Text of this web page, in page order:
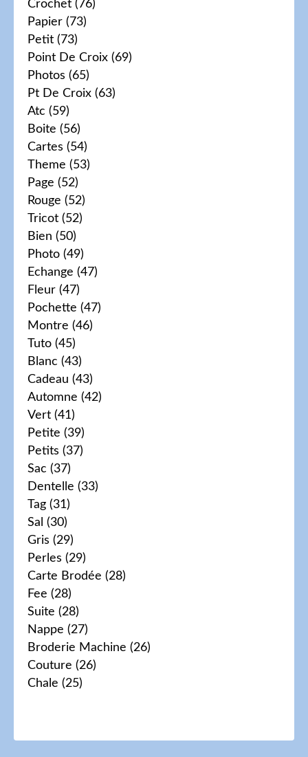
Crochet (76)
Papier (73)
Petit (73)
Point De Croix (69)
Photos (65)
Pt De Croix (63)
Atc (59)
Boite (56)
Cartes (54)
Theme (53)
Page (52)
Rouge (52)
Tricot (52)
Bien (50)
Photo (49)
Echange (47)
Fleur (47)
Pochette (47)
Montre (46)
Tuto (45)
Blanc (43)
Cadeau (43)
Automne (42)
Vert (41)
Petite (39)
Petits (37)
Sac (37)
Dentelle (33)
Tag (31)
Sal (30)
Gris (29)
Perles (29)
Carte Brodée (28)
Fee (28)
Suite (28)
Nappe (27)
Broderie Machine (26)
Couture (26)
Chale (25)